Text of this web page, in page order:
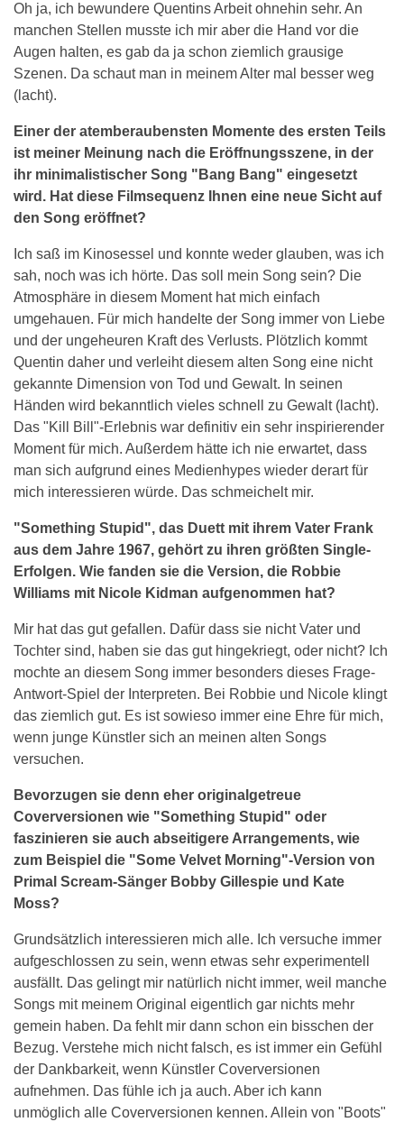
Oh ja, ich bewundere Quentins Arbeit ohnehin sehr. An
manchen Stellen musste ich mir aber die Hand vor die
Augen halten, es gab da ja schon ziemlich grausige
Szenen. Da schaut man in meinem Alter mal besser weg
(lacht).
Einer der atemberaubensten Momente des ersten Teils
ist meiner Meinung nach die Eröffnungsszene, in der
ihr minimalistischer Song "Bang Bang" eingesetzt
wird. Hat diese Filmsequenz Ihnen eine neue Sicht auf
den Song eröffnet?
Ich saß im Kinosessel und konnte weder glauben, was ich
sah, noch was ich hörte. Das soll mein Song sein? Die
Atmosphäre in diesem Moment hat mich einfach
umgehauen. Für mich handelte der Song immer von Liebe
und der ungeheuren Kraft des Verlusts. Plötzlich kommt
Quentin daher und verleiht diesem alten Song eine nicht
gekannte Dimension von Tod und Gewalt. In seinen
Händen wird bekanntlich vieles schnell zu Gewalt (lacht).
Das "Kill Bill"-Erlebnis war definitiv ein sehr inspirierender
Moment für mich. Außerdem hätte ich nie erwartet, dass
man sich aufgrund eines Medienhypes wieder derart für
mich interessieren würde. Das schmeichelt mir.
"Something Stupid", das Duett mit ihrem Vater Frank
aus dem Jahre 1967, gehört zu ihren größten Single-
Erfolgen. Wie fanden sie die Version, die Robbie
Williams mit Nicole Kidman aufgenommen hat?
Mir hat das gut gefallen. Dafür dass sie nicht Vater und
Tochter sind, haben sie das gut hingekriegt, oder nicht? Ich
mochte an diesem Song immer besonders dieses Frage-
Antwort-Spiel der Interpreten. Bei Robbie und Nicole klingt
das ziemlich gut. Es ist sowieso immer eine Ehre für mich,
wenn junge Künstler sich an meinen alten Songs
versuchen.
Bevorzugen sie denn eher originalgetreue
Coverversionen wie "Something Stupid" oder
faszinieren sie auch abseitigere Arrangements, wie
zum Beispiel die "Some Velvet Morning"-Version von
Primal Scream-Sänger Bobby Gillespie und Kate
Moss?
Grundsätzlich interessieren mich alle. Ich versuche immer
aufgeschlossen zu sein, wenn etwas sehr experimentell
ausfällt. Das gelingt mir natürlich nicht immer, weil manche
Songs mit meinem Original eigentlich gar nichts mehr
gemein haben. Da fehlt mir dann schon ein bisschen der
Bezug. Verstehe mich nicht falsch, es ist immer ein Gefühl
der Dankbarkeit, wenn Künstler Coverversionen
aufnehmen. Das fühle ich ja auch. Aber ich kann
unmöglich alle Coverversionen kennen. Allein von "Boots"